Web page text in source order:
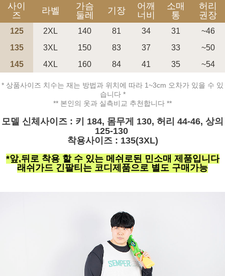
페이코 ID로 페
사이
즈
라벨
가슴
둘레
기장
어깨
너비
소매
통
허리
권장
125 2XL 140 81 34 31
~46
135
3XL 150 83 37 33
~50
145
4XL 160 84 41 35 ~54
* 상품사이즈 치수는 재는 방법과 위치에 따라 1~3cm 오차가 있을 수 있
습니다 *
** 본인의 옷과 실측비교 추천합니다 **
모델 신체사이즈 : 키 184, 몸무게 130, 허리 44-46, 상의
125-130
착용사이즈 : 135(3XL)
*앞,뒤로 착용 할 수 있는 메쉬로된 민소매 제품입니다
래쉬가드 긴팔티는 코디제품으로 별도 구매가능